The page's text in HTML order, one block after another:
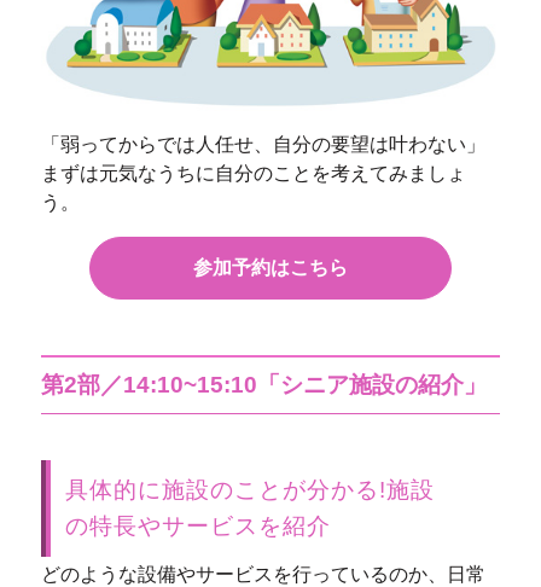
「弱ってからでは人任せ、自分の要望は叶わない」
まずは元気なうちに自分のことを考えてみましょ
う。
参加予約はこちら
第2部／14:10~15:10「シニア施設の紹介」
具体的に施設のことが分かる!施設
の特長やサービスを紹介
どのような設備やサービスを行っているのか、日常